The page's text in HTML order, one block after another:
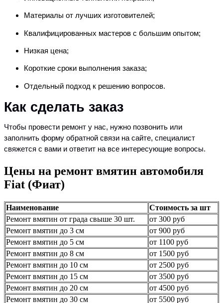
Материалы от лучших изготовителей;
Квалифицированных мастеров с большим опытом;
Низкая цена;
Короткие сроки выполнения заказа;
Отдельный подход к решению вопросов.
Как сделать заказ
Чтобы провести ремонт у нас, нужно позвонить или
заполнить форму обратной связи на сайте, специалист
свяжется с вами и ответит на все интересующие вопросы.
Цены на ремонт вмятин автомобиля
Fiat (Фиат)
Наименование
Стоимость за шт
Ремонт вмятин от града свыше 30 шт.
от 300 руб
Ремонт вмятин до 3 см
от 900 руб
Ремонт вмятин до 5 см
от 1100 руб
Ремонт вмятин до 8 см
от 1500 руб
Ремонт вмятин до 10 см
от 2500 руб
Ремонт вмятин до 15 см
от 3500 руб
Ремонт вмятин до 20 см
от 4500 руб
Ремонт вмятин до 30 см
от 5500 руб